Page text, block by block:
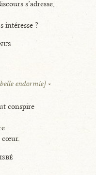
s’adresse,
intéresse ?
endormie]
conspire
cœur.